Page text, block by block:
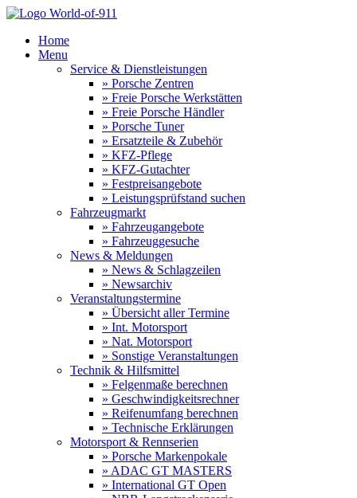
Home
Menu
Service & Dienstleistungen
» Porsche Zentren
» Freie Porsche Werkstätten
» Freie Porsche Händler
» Porsche Tuner
» Ersatzteile & Zubehör
» KFZ-Pflege
» KFZ-Gutachter
» Festpreisangebote
» Leistungsprüfstand suchen
Fahrzeugmarkt
» Fahrzeugangebote
» Fahrzeuggesuche
News & Meldungen
» News & Schlagzeilen
» Newsarchiv
Veranstaltungstermine
» Übersicht aller Termine
» Int. Motorsport
» Nat. Motorsport
» Sonstige Veranstaltungen
Technik & Hilfsmittel
» Felgenmaße berechnen
» Geschwindigkeitsrechner
» Reifenumfang berechnen
» Technische Erklärungen
Motorsport & Rennserien
» Porsche Markenpokale
» ADAC GT MASTERS
» International GT Open